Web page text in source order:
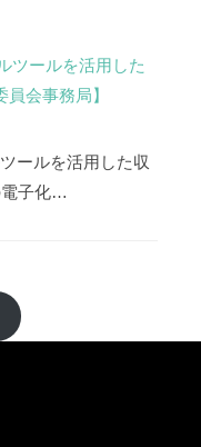
ツールを活用した
会事務局】
ールを活用した収
電子化…